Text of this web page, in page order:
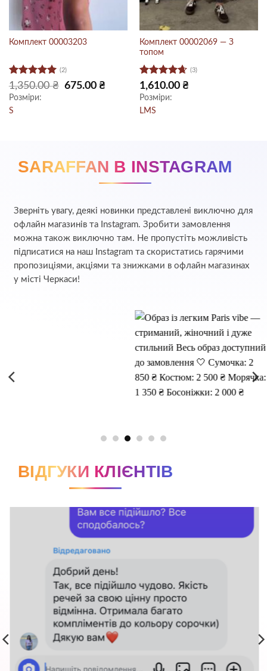
Комплект 00003203
Оцінено в
5з 5
(2)
1,350.00₴
Оригінальна
ціна:
675.00₴
Розміри:
S
Комплект 00002069 — З
топом
Оцінено в
4.67
з 5
(3)
1,610.00 ₴
Розміри:
LMS
₴.
SARAFFAN В INSTAGRAM
Зверніть увагу, деякі новинки представлені виключно для
офлайн магазинів та Instagram. Зробити замовлення
можна також виключно там. Не пропустіть можливість
підписатися на наш Instagram та скористатись гарячими
пропозиціями, акціями та знижками в офлайн магазинах
у місті Черкаси!
ВІДГУКИ КЛІЄНТІВ